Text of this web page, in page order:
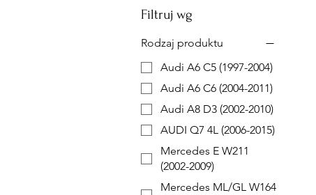
Filtruj wg
Rodzaj produktu
Audi A6 C5 (1997-2004)
Audi A6 C6 (2004-2011)
Audi A8 D3 (2002-2010)
AUDI Q7 4L (2006-2015)
Mercedes E W211
(2002-2009)
Mercedes ML/GL W164